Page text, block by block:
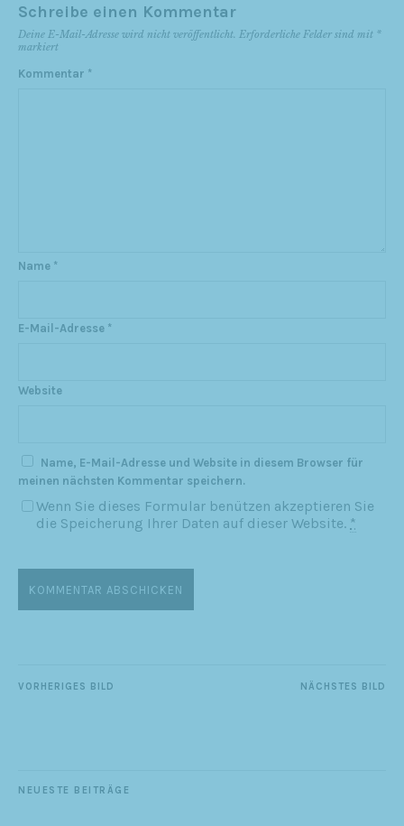
Schreibe einen Kommentar
Deine E-Mail-Adresse wird nicht veröffentlicht. Erforderliche Felder sind mit *
markiert
Kommentar *
Name *
E-Mail-Adresse *
Website
Name, E-Mail-Adresse und Website in diesem Browser für
meinen nächsten Kommentar speichern.
Wenn Sie dieses Formular benützen akzeptieren Sie
die Speicherung Ihrer Daten auf dieser Website. *
NÄCHSTES BILD
VORHERIGES BILD
NEUESTE BEITRÄGE